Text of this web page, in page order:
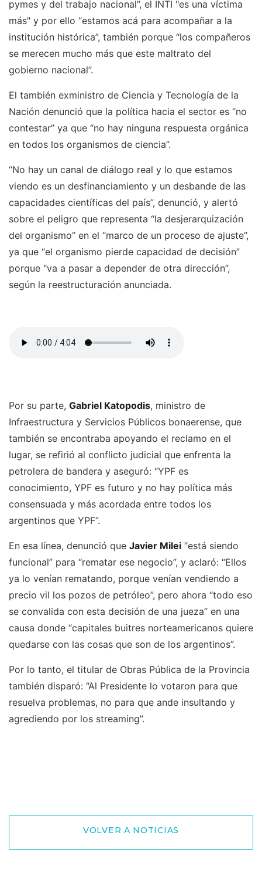
pymes y del trabajo nacional”, el INTI "es una víctima
más" y por ello “estamos acá para acompañar a la
institución histórica”, también porque “los compañeros
se merecen mucho más que este maltrato del
gobierno nacional”.
El también exministro de Ciencia y Tecnología de la
Nación denunció que la política hacia el sector es “no
contestar” ya que “no hay ninguna respuesta orgánica
en todos los organismos de ciencia”.
“No hay un canal de diálogo real y lo que estamos
viendo es un desfinanciamiento y un desbande de las
capacidades científicas del país”, denunció, y alertó
sobre el peligro que representa “la desjerarquización
del organismo” en el “marco de un proceso de ajuste”,
ya que “el organismo pierde capacidad de decisión”
porque "va a pasar a depender de otra dirección”,
según la reestructuración anunciada.
Por su parte, Gabriel Katopodis, ministro de
Infraestructura y Servicios Públicos bonaerense, que
también se encontraba apoyando el reclamo en el
lugar, se refirió al conflicto judicial que enfrenta la
petrolera de bandera y aseguró: “YPF es
conocimiento, YPF es futuro y no hay política más
consensuada y más acordada entre todos los
argentinos que YPF”.
En esa línea, denunció que Javier Milei “está siendo
funcional” para “rematar ese negocio”, y aclaró: “Ellos
ya lo venían rematando, porque venían vendiendo a
precio vil los pozos de petróleo”, pero ahora “todo eso
se convalida con esta decisión de una jueza” en una
causa donde “capitales buitres norteamericanos quiere
quedarse con las cosas que son de los argentinos”.
Por lo tanto, el titular de Obras Pública de la Provincia
también disparó: “Al Presidente lo votaron para que
resuelva problemas, no para que ande insultando y
agrediendo por los streaming”.
VOLVER A NOTICIAS